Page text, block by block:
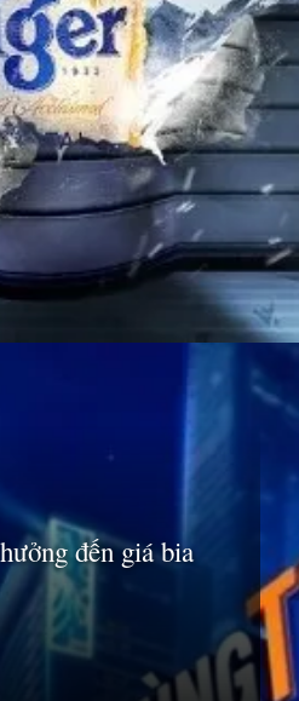
đến giá bia